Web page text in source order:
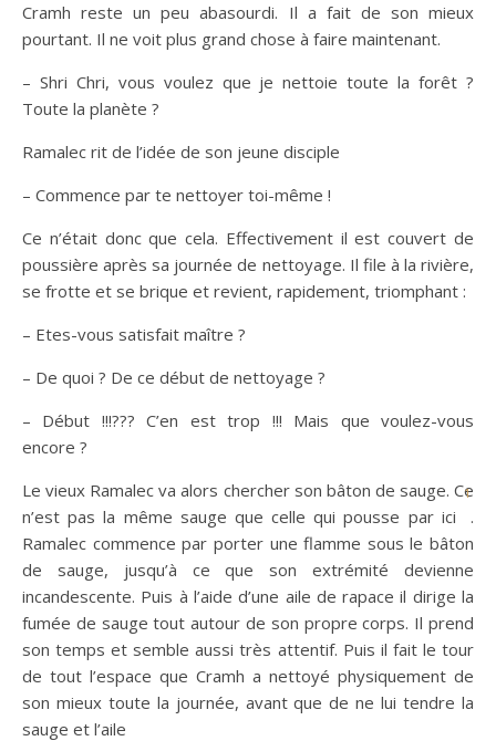
Cramh reste un peu abasourdi. Il a fait de son mieux
pourtant. Il ne voit plus grand chose à faire maintenant.
– Shri Chri, vous voulez que je nettoie toute la forêt ?
Toute la planète ?
Ramalec rit de l’idée de son jeune disciple
– Commence par te nettoyer toi-même !
Ce n’était donc que cela. Effectivement il est couvert de
poussière après sa journée de nettoyage. Il file à la rivière,
se frotte et se brique et revient, rapidement, triomphant :
– Etes-vous satisfait maître ?
– De quoi ? De ce début de nettoyage ?
– Début !!!??? C’en est trop !!! Mais que voulez-vous
encore ?
Le vieux Ramalec va alors chercher son bâton de sauge. Ce
n’est pas la même sauge que celle qui pousse par ici
1
.
Ramalec commence par porter une flamme sous le bâton
de sauge, jusqu’à ce que son extrémité devienne
incandescente. Puis à l’aide d’une aile de rapace il dirige la
fumée de sauge tout autour de son propre corps. Il prend
son temps et semble aussi très attentif. Puis il fait le tour
de tout l’espace que Cramh a nettoyé physiquement de
son mieux toute la journée, avant que de ne lui tendre la
sauge et l’aile